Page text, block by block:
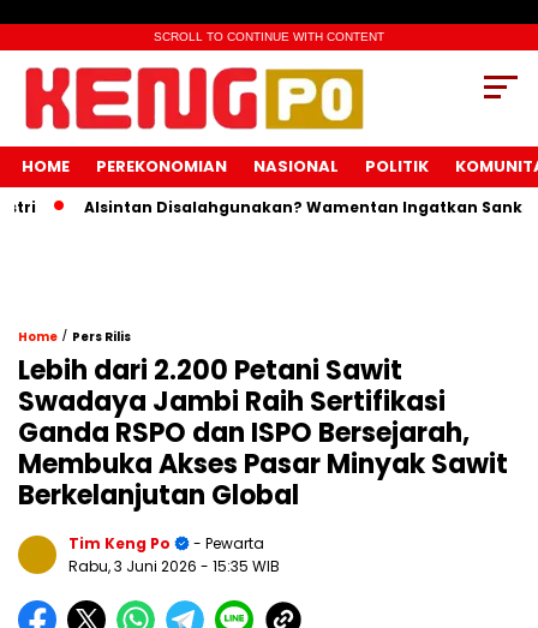
SCROLL TO CONTINUE WITH CONTENT
HOME PEREKONOMIAN NASIONAL POLITIK
Alsintan Disalahgunakan? Wamentan Ingatkan Sanksi
Home / Pers Rilis
Lebih dari 2.200 Petani Sawit
Swadaya Jambi Raih Sertifikasi
Ganda RSPO dan ISPO Bersejarah,
Membuka Akses Pasar Minyak Sawit
Berkelanjutan Global
Tim Keng Po
- Pewarta
Rabu, 3 Juni 2026 - 15:35 WIB